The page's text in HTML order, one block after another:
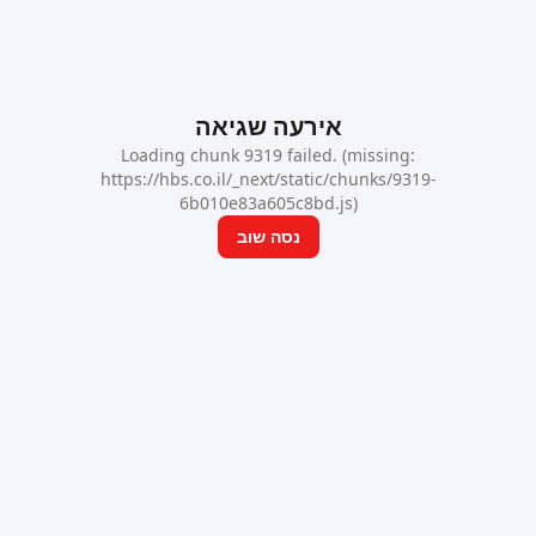
אירעה שגיאה
Loading chunk 9319 failed. (missing:
https://hbs.co.il/_next/static/chunks/9319-
6b010e83a605c8bd.js)